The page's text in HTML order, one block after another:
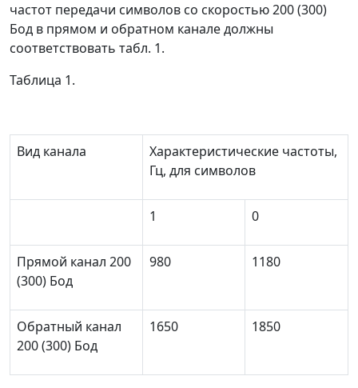
частот передачи символов со скоростью 200 (300)
Бод в прямом и обратном канале должны
соответствовать табл. 1.
Таблица 1.
Вид канала
Характеристические частоты,
Гц, для символов
1 0
Прямой канал 200
(300) Бод
980 1180
Обратный канал
200 (300) Бод
1650 1850